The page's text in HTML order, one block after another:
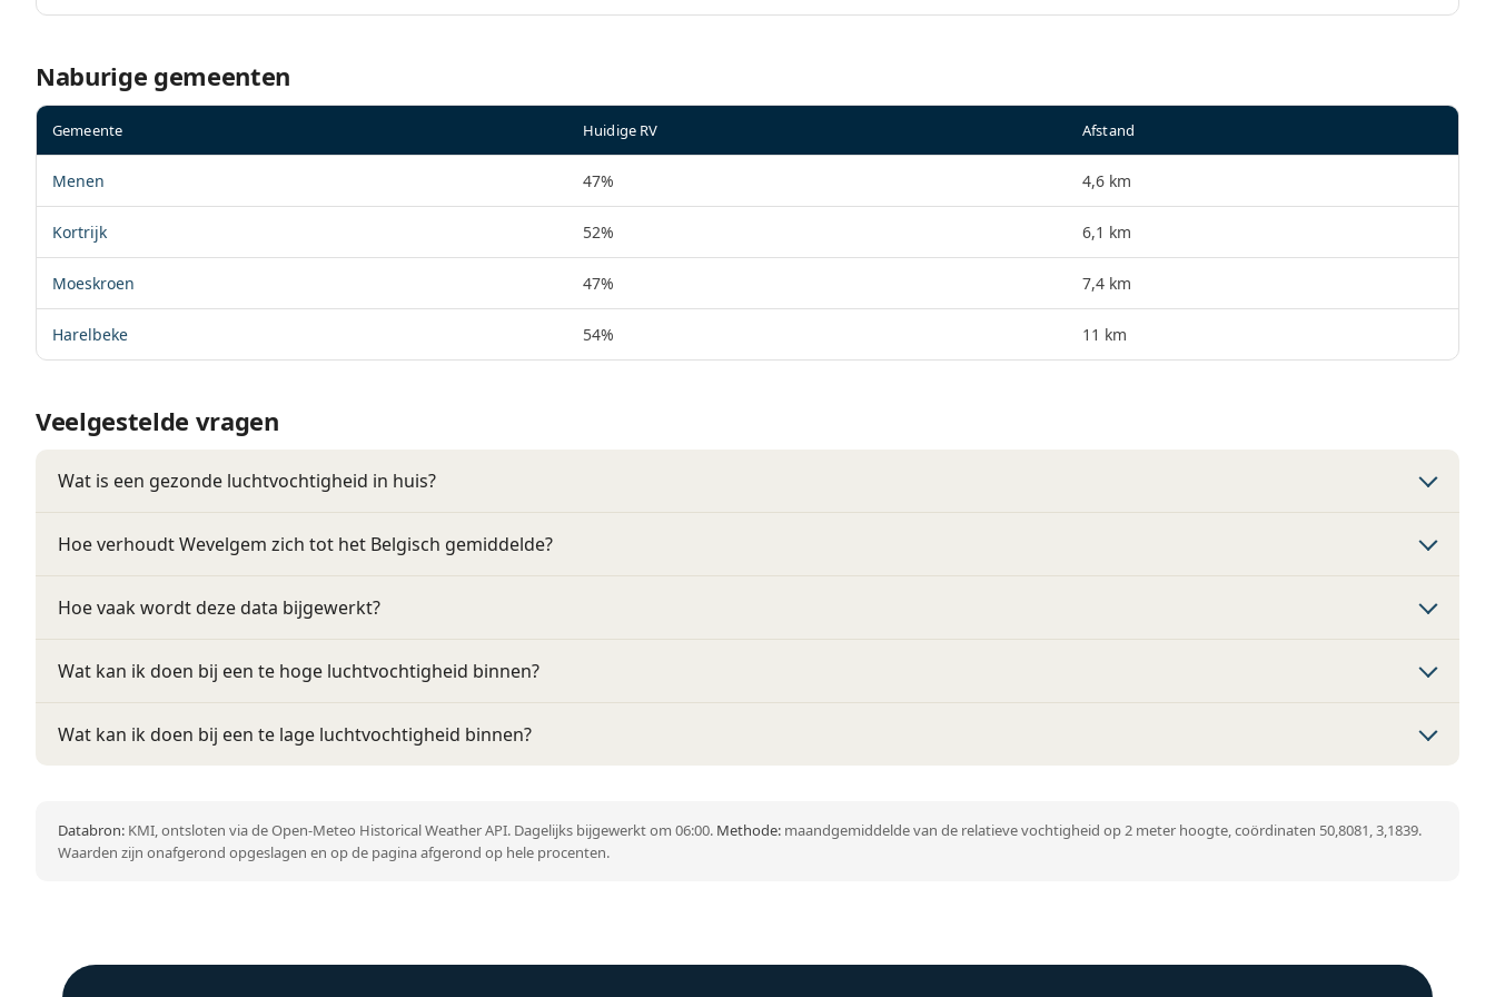
Naburige gemeenten
Gemeente Huidige RV Afstand
Menen 47% 4,6 km
Kortrijk 52% 6,1 km
Moeskroen 47% 7,4 km
Harelbeke 54% 11 km
Veelgestelde vragen
Wat is een gezonde luchtvochtigheid in huis?
Hoe verhoudt Wevelgem zich tot het Belgisch gemiddelde?
Hoe vaak wordt deze data bijgewerkt?
Wat kan ik doen bij een te hoge luchtvochtigheid binnen?
Wat kan ik doen bij een te lage luchtvochtigheid binnen?
Databron: KMI, ontsloten via de Open-Meteo Historical Weather API. Dagelijks bijgewerkt om 06:00. Methode: maandgemiddelde van de relatieve vochtigheid op 2 meter hoogte, coördinaten 50,8081, 3,1839.
Waarden zijn onafgerond opgeslagen en op de pagina afgerond op hele procenten.